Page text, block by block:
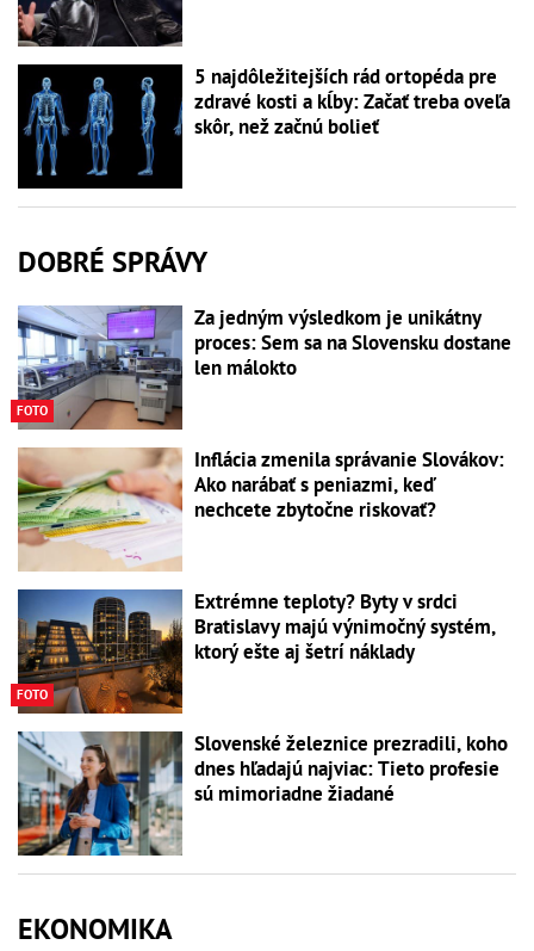
5 najdôležitejších rád ortopéda pre
zdravé kosti a kĺby: Začať treba oveľa
skôr, než začnú bolieť
DOBRÉ SPRÁVY
FOTO
Za jedným výsledkom je unikátny
proces: Sem sa na Slovensku dostane
len málokto
Inflácia zmenila správanie Slovákov:
Ako narábať s peniazmi, keď
nechcete zbytočne riskovať?
FOTO
Extrémne teploty? Byty v srdci
Bratislavy majú výnimočný systém,
ktorý ešte aj šetrí náklady
Slovenské železnice prezradili, koho
dnes hľadajú najviac: Tieto profesie
sú mimoriadne žiadané
EKONOMIKA